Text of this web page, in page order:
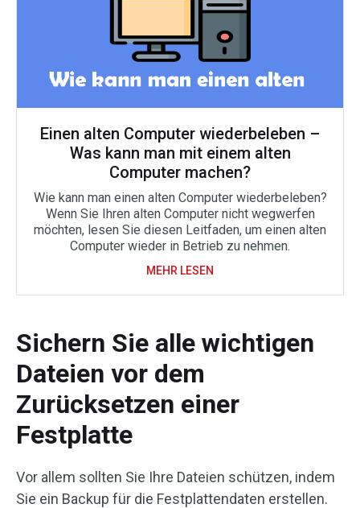
Einen alten Computer wiederbeleben –
Was kann man mit einem alten
Computer machen?
Wie kann man einen alten Computer wiederbeleben?
Wenn Sie Ihren alten Computer nicht wegwerfen
möchten, lesen Sie diesen Leitfaden, um einen alten
Computer wieder in Betrieb zu nehmen.
MEHR LESEN
Sichern Sie alle wichtigen
Dateien vor dem
Zurücksetzen einer
Festplatte
Vor allem sollten Sie Ihre Dateien schützen, indem
Sie ein Backup für die Festplattendaten erstellen.